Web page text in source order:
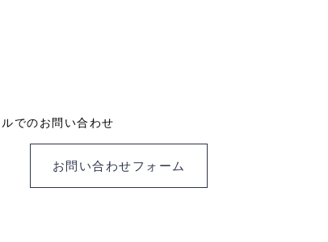
ルでのお問い合わせ
お問い合わせフォーム